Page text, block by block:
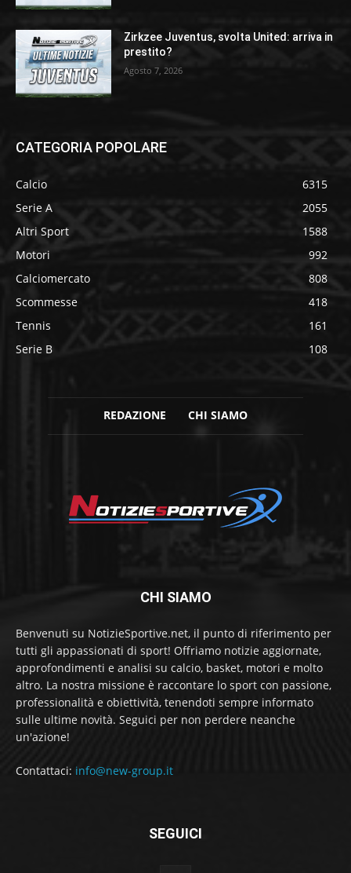
Zirkzee Juventus, svolta United: arriva in
prestito?
Agosto 7, 2026
CATEGORIA POPOLARE
Calcio
6315
Serie A
2055
Altri Sport
1588
Motori
992
Calciomercato
808
Scommesse
418
Tennis
161
Serie B
108
REDAZIONE CHI SIAMO
CHI SIAMO
Benvenuti su NotizieSportive.net, il punto di riferimento per
tutti gli appassionati di sport! Offriamo notizie aggiornate,
approfondimenti e analisi su calcio, basket, motori e molto
altro. La nostra missione è raccontare lo sport con passione,
professionalità e obiettività, tenendoti sempre informato
sulle ultime novità. Seguici per non perdere neanche
un'azione!
Contattaci: info@new-group.it
SEGUICI